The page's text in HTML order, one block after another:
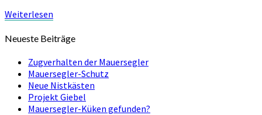
Weiterlesen
Neueste Beiträge
Zugverhalten der Mauersegler
Mauersegler-Schutz
Neue Nistkästen
Projekt Giebel
Mauersegler-Küken gefunden?